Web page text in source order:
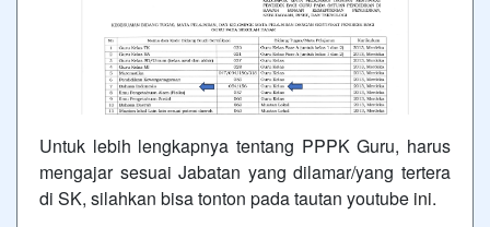
Untuk lebih lengkapnya tentang PPPK Guru, harus
mengajar sesuai Jabatan yang dilamar/yang tertera
di SK, silahkan bisa tonton pada tautan youtube ini.